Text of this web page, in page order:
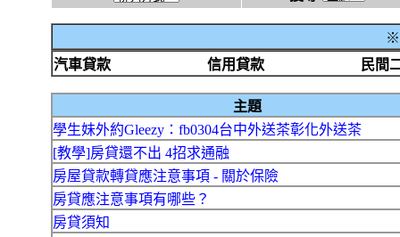
※
汽車貸款
信用貸款 民間
主題
學生妹外約Gleezy：fb0304台中外送茶彰化外送茶
[教學]房貸還不出 4招求通融
房屋貸款轉貸應注意事項 - 關於保險
房貸應注意事項有哪些？
房貸須知